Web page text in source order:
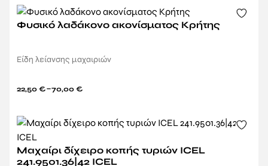
Φυσικό λαδάκονο ακονίσματος Κρήτης
Είδη λείανσης μαχαιριών
22,50 €–70,00 €
Μαχαίρι δίχειρο κοπής τυριών ICEL
241.9501.36|42 ICEL